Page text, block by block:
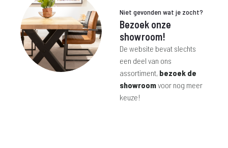
Niet gevonden wat je zocht?
Bezoek onze
showroom!
De website bevat slechts
een deel van ons
assortiment, bezoek de
showroomvoor nog meer
keuze!